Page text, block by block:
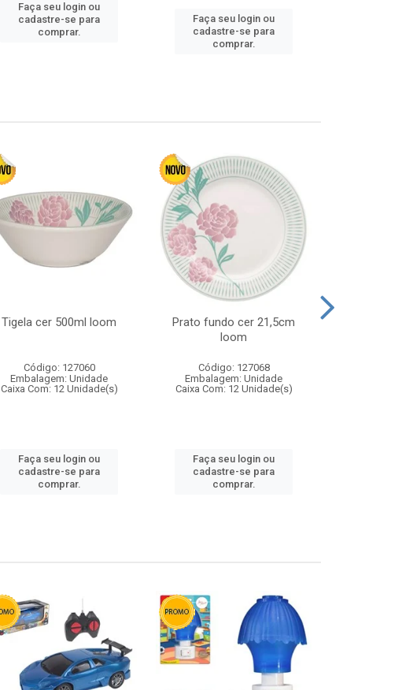
Faça seu login ou
cadastre-se para
comprar.
Faça seu login ou
cadastre-se para
comprar.
Tigela cer 500ml loom
Código: 127060
Embalagem: Unidade
Caixa Com: 12 Unidade(s)
Faça seu login ou
cadastre-se para
comprar.
Prato fundo cer 21,5cm
loom
Código: 127068
Embalagem: Unidade
Caixa Com: 12 Unidade(s)
Faça seu login ou
cadastre-se para
comprar.